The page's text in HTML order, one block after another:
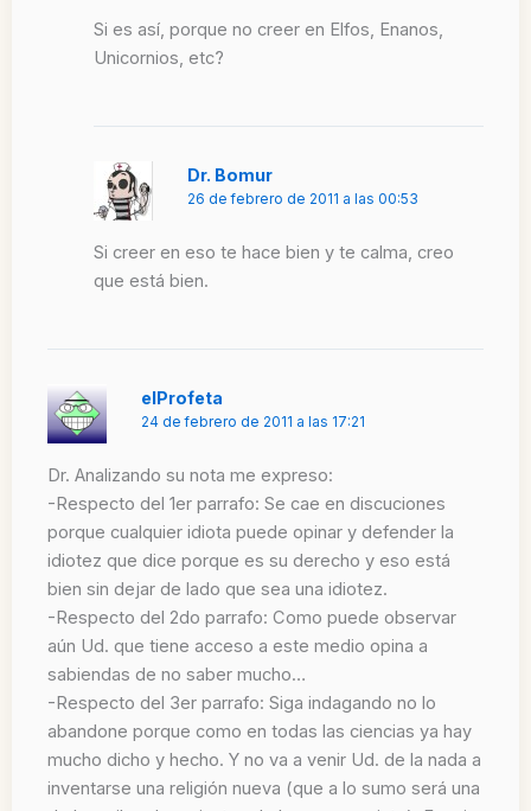
Si es así, porque no creer en Elfos, Enanos,
Unicornios, etc?
Dr. Bomur
26 de febrero de 2011 a las 00:53
Si creer en eso te hace bien y te calma, creo
que está bien.
elProfeta
24 de febrero de 2011 a las 17:21
Dr. Analizando su nota me expreso:
-Respecto del 1er parrafo: Se cae en discuciones
porque cualquier idiota puede opinar y defender la
idiotez que dice porque es su derecho y eso está
bien sin dejar de lado que sea una idiotez.
-Respecto del 2do parrafo: Como puede observar
aún Ud. que tiene acceso a este medio opina a
sabiendas de no saber mucho…
-Respecto del 3er parrafo: Siga indagando no lo
abandone porque como en todas las ciencias ya hay
mucho dicho y hecho. Y no va a venir Ud. de la nada a
inventarse una religión nueva (que a lo sumo será una